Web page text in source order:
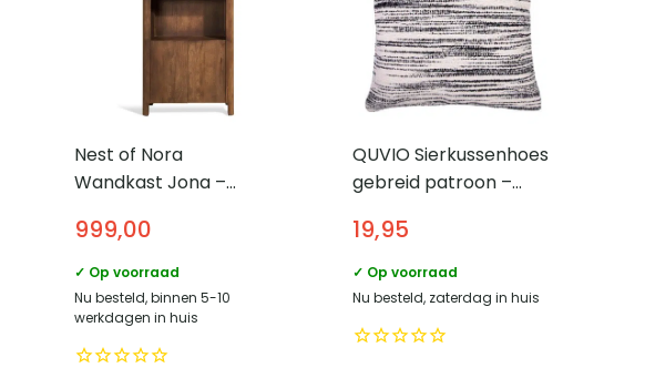
Nest of Nora
Wandkast Jona –
marmeren top – Met
4 deuren en open vak
– Bruin
999,00
✓ Op voorraad
Nu besteld, binnen 5-10
werkdagen in huis
QUVIO Sierkussenhoes
gebreid patroon –
– Wit – Grijs
19,95
✓ Op voorraad
Nu besteld, zaterdag in huis